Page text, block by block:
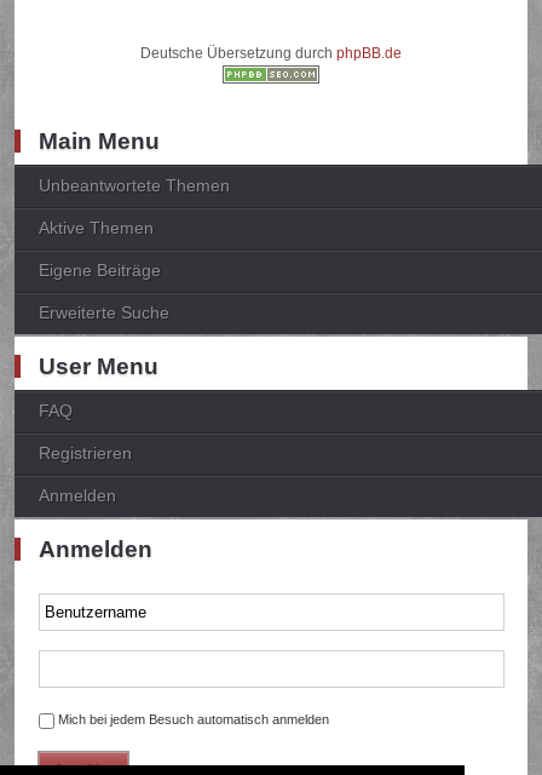
Deutsche Übersetzung durch phpBB.de
Main Menu
Unbeantwortete Themen
Aktive Themen
Eigene Beiträge
Erweiterte Suche
User Menu
FAQ
Registrieren
Anmelden
Anmelden
Mich bei jedem Besuch automatisch anmelden